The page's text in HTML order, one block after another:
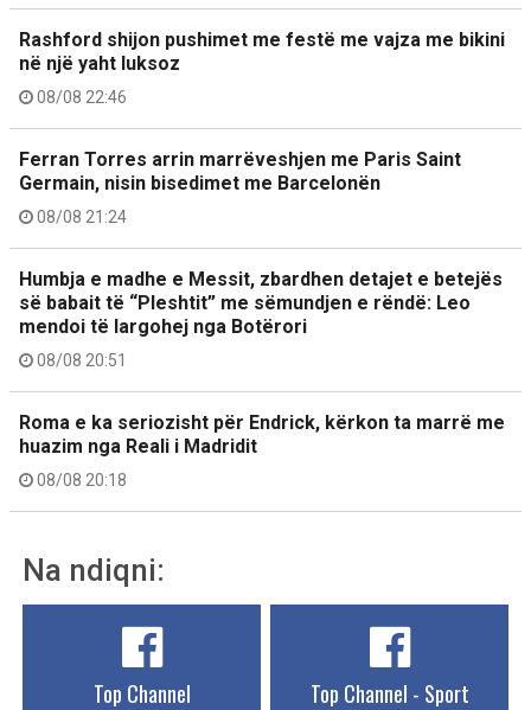
Rashford shijon pushimet me festë me vajza me bikini
në një yaht luksoz
08/08 22:46
Ferran Torres arrin marrëveshjen me Paris Saint
Germain, nisin bisedimet me Barcelonën
08/08 21:24
Humbja e madhe e Messit, zbardhen detajet e betejës
së babait të “Pleshtit” me sëmundjen e rëndë: Leo
mendoi të largohej nga Botërori
08/08 20:51
Roma e ka seriozisht për Endrick, kërkon ta marrë me
huazim nga Reali i Madridit
08/08 20:18
Na ndiqni:
Top Channel Top Channel - Sport